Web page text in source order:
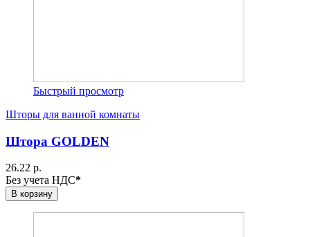
Быстрый просмотр
Шторы для ванной комнаты
Штора GOLDEN
26.22 р.
Без учета НДС*
В корзину